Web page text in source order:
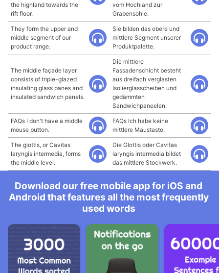
the highland towards the
rift floor.
vom Hochland zur
Grabensohle.
They form the upper and
middle segment of our
product range.
Sie bilden das obere und
mittlere Segment unserer
Produktpalette.
The middle façade layer
consists of triple-glazed
insulating glass panes and
insulated sandwich panels.
Die mittlere
Fassadenschicht besteht
aus dreifach verglasten
Isolierglasscheiben und
gedämmten
Sandwichpaneelen.
FAQs I don't have a middle
mouse button.
FAQs Ich habe keine
mittlere Maustaste.
The glottis, or Cavitas
laryngis intermedia, forms
the middle level.
Die Glottis oder Cavitas
laryngis intermedia bildet
das mittlere Stockwerk.
Download our free mobile app for iOS and
Android that features all the most frequently
used words